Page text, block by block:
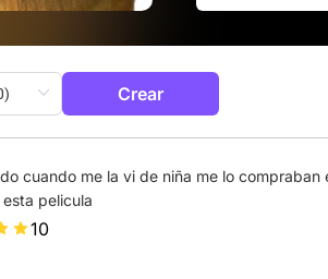
Crear
cuando me la vi de niña me lo compraban
pelicula
10